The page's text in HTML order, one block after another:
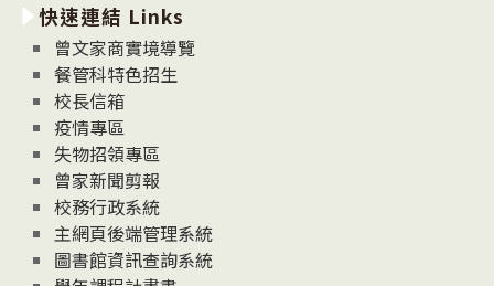
消
息
News
快速連結 Links
曾文家商實境導覽
餐管科特色招生
校長信箱
疫情專區
失物招領專區
曾家新聞剪報
校務行政系統
主網頁後端管理系統
圖書館資訊查詢系統